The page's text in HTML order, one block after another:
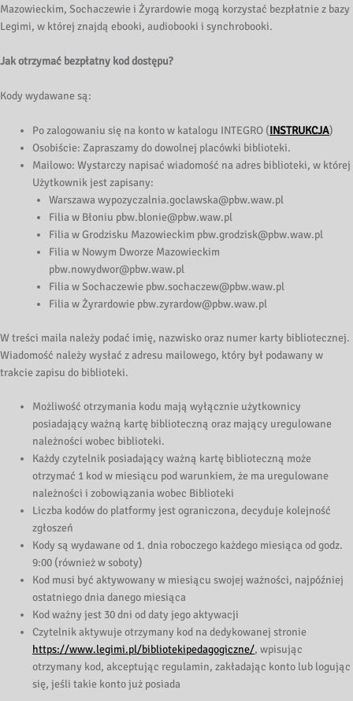
Mazowieckim, Sochaczewie i Żyrardowie mogą korzystać bezpłatnie z bazy
Legimi, w której znajdą ebooki, audiobooki i synchrobooki.
Jak otrzymać bezpłatny kod dostępu?
Kody wydawane są:
Po zalogowaniu się na konto w katalogu INTEGRO (INSTRUKCJA)
Osobiście: Zapraszamy do dowolnej placówki biblioteki.
Mailowo: Wystarczy napisać wiadomość na adres biblioteki, w której
Użytkownik jest zapisany:
Warszawa wypozyczalnia.goclawska@pbw.waw.pl
Filia w Błoniu pbw.blonie@pbw.waw.pl
Filia w Grodzisku Mazowieckim pbw.grodzisk@pbw.waw.pl
Filia w Nowym Dworze Mazowieckim
pbw.nowydwor@pbw.waw.pl
Filia w Sochaczewie pbw.sochaczew@pbw.waw.pl
Filia w Żyrardowie pbw.zyrardow@pbw.waw.pl
W treści maila należy podać imię, nazwisko oraz numer karty bibliotecznej.
Wiadomość należy wysłać z adresu mailowego, który był podawany w
trakcie zapisu do biblioteki.
Możliwość otrzymania kodu mają wyłącznie użytkownicy
posiadający ważną kartę biblioteczną oraz mający uregulowane
należności wobec biblioteki.
Każdy czytelnik posiadający ważną kartę biblioteczną może
otrzymać 1 kod w miesiącu pod warunkiem, że ma uregulowane
należności i zobowiązania wobec Biblioteki
Liczba kodów do platformy jest ograniczona, decyduje kolejność
zgłoszeń
Kody są wydawane od 1. dnia roboczego każdego miesiąca od godz.
9:00 (również w soboty)
Kod musi być aktywowany w miesiącu swojej ważności, najpóźniej
ostatniego dnia danego miesiąca
Kod ważny jest 30 dni od daty jego aktywacji
Czytelnik aktywuje otrzymany kod na dedykowanej stronie
https://www.legimi.pl/bibliotekipedagogiczne/, wpisując
otrzymany kod, akceptując regulamin, zakładając konto lub logując
się, jeśli takie konto już posiada